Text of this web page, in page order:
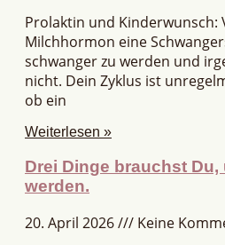
Prolaktin und Kinderwunsch:
Milchhormon eine
schwanger zu werden und
nicht. Dein Zyklus ist
ob ein
Weiterlesen »
Drei Dinge brauchst
werden.
20. April 2026
Keine